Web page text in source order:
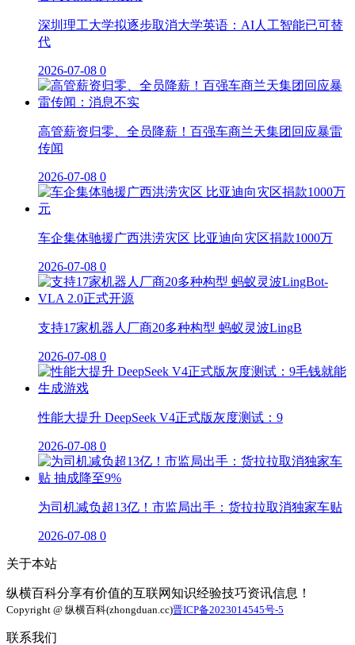
深圳理工大学拟逐步取消大学英语：AI人工智能已可替
代
2026-07-08 0
高管薪资归零、全员降薪！百强车商兰天集团回应暴雷
传闻
2026-07-08 0
车企集体驰援广西洪涝灾区 比亚迪向灾区捐款1000万
2026-07-08 0
支持17家机器人厂商20多种构型 蚂蚁灵波LingB
2026-07-08 0
性能大提升 DeepSeek V4正式版灰度测试：9
2026-07-08 0
为司机减负超13亿！市监局出手：货拉拉取消独家车贴
2026-07-08 0
关于本站
纵横百科分享有价值的互联网知识经验技巧资讯信息！
Copyright @ 纵横百科(zhongduan.cc)晋ICP备2023014545号-5
联系我们